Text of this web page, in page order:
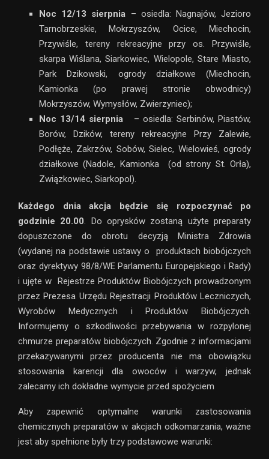
Noc 12/13 sierpnia – osiedla: Nagnajów, Jezioro
Tarnobrzeskie, Mokrzyszów, Ocice, Miechocin,
Przywiśle, tereny rekreacyjne przy os. Przywiśle,
skarpa Wiślana, Siarkowiec, Wielopole, Stare Miasto,
Park Dzikowski, ogrody działkowe (Miechocin,
Kamionka (po prawej stronie obwodnicy)
Mokrzyszów, Wymysłów, Zwierzyniec);
Noc 13/14 sierpnia
– osiedla: Serbinów, Piastów,
Borów, Dzików, tereny rekreacyjne Przy Zalewie,
Podłęże, Zakrzów, Sobów, Sielec, Wielowieś, ogrody
działkowe (Nadole, Kamionka (od strony St. Orła),
Związkowiec, Siarkopol).
Każdego dnia akcja będzie się rozpoczynać po
godzinie 20.00. Do oprysków zostaną użyte preparaty
dopuszczone do obrotu decyzją Ministra Zdrowia
(wydanej na podstawie ustawy o produktach biobójczych
oraz dyrektywy 98/8/WE Parlamentu Europejskiego i Rady)
i ujęte w Rejestrze Produktów Biobójczych prowadzonym
przez Prezesa Urzędu Rejestracji Produktów Leczniczych,
Wyrobów Medycznych i Produktów Biobójczych.
Informujemy o szkodliwości przebywania w rozpylonej
chmurze preparatów biobójczych. Zgodnie z informacjami
przekazywanymi przez producenta nie ma obowiązku
stosowania karencji dla owoców i warzyw, jednak
zalecamy ich dokładne wymycie przed spożyciem
Aby zapewnić optymalne warunki zastosowania
chemicznych preparatów w akcjach odkomarzania, ważne
jest aby spełnione były trzy podstawowe warunki: